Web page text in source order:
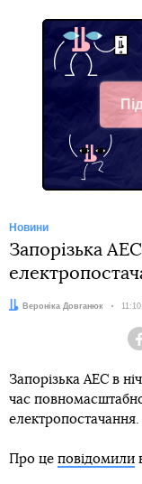
Новини
Запорізька
Автор:Вероніка Довганюк Дата:
Запорізька АЕС в
час
електропостачання.
Про це повідомили